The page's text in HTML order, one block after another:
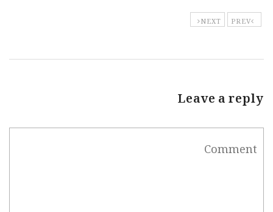
PREV
NEXT
Leave a reply